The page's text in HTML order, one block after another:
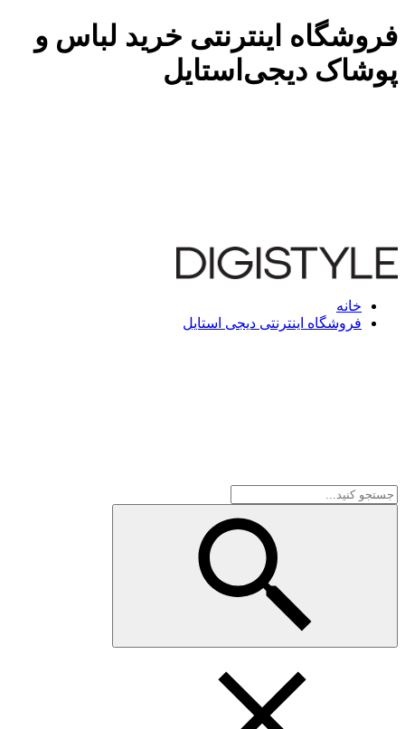
فروشگاه اینترنتی خرید لباس و
پوشاک دیجی‌استایل
خانه
فروشگاه اینترنتی دیجی استایل